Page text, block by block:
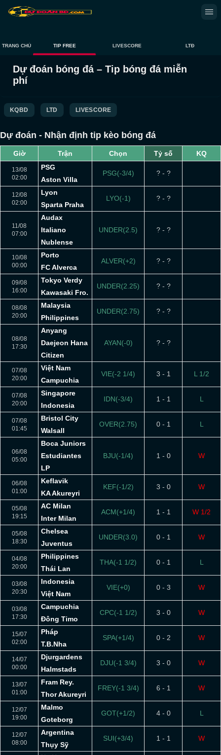
TRANG CHỦ TIP FREE LIVESCORE LTĐ
Dự đoán bóng đá – Tip bóng đá miễn
phí
KQBD LTD LIVESCORE
Dự đoán - Nhận định tip kèo bóng đá
Giờ Trận Chọn Tỷ số KQ
13/08
02:00
PSG
Aston Villa
PSG(-3/4) ? - ?
12/08
02:00
Lyon
Sparta Praha
LYO(-1) ? - ?
11/08
07:00
Audax
Italiano
Nublense
UNDER(2.5) ? - ?
10/08
00:00
Porto
FC Alverca
ALVER(+2) ? - ?
09/08
16:00
Tokyo Verdy
Kawasaki Fro.
UNDER(2.25) ? - ?
08/08
20:00
Malaysia
Philippines
UNDER(2.75) ? - ?
08/08
17:30
Anyang
Daejeon Hana
Citizen
AYAN(-0) ? - ?
07/08
20:00
Việt Nam
Campuchia
VIE(-2 1/4) 3 - 1 L 1/2
07/08
20:00
Singapore
Indonesia
IDN(-3/4) 1 - 1 L
07/08
01:45
Bristol City
Walsall
OVER(2.75) 0 - 1 L
06/08
05:00
Boca Juniors
Estudiantes
LP
BJU(-1/4) 1 - 0 W
06/08
01:00
Keflavik
KA Akureyri
KEF(-1/2) 3 - 0 W
05/08
19:15
AC Milan
Inter Milan
ACM(+1/4) 1 - 1 W 1/2
05/08
18:30
Chelsea
Juventus
UNDER(3.0) 0 - 1 W
04/08
20:00
Philippines
Thái Lan
THA(-1 1/2) 0 - 1 L
03/08
20:30
Indonesia
Việt Nam
VIE(+0) 0 - 3 W
03/08
17:30
Campuchia
Đông Timo
CPC(-1 1/2) 3 - 0 W
15/07
02:00
Pháp
T.B.Nha
SPA(+1/4) 0 - 2 W
14/07
00:00
Djurgardens
Halmstads
DJU(-1 3/4) 3 - 0 W
13/07
01:00
Fram Rey.
Thor Akureyri
FREY(-1 3/4) 6 - 1 W
12/07
19:00
Malmo
Goteborg
GOT(+1/2) 4 - 0 L
12/07
08:00
Argentina
Thụy Sỹ
SUI(+3/4) 1 - 1 W